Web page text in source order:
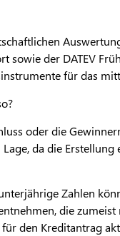
sowie der DATEV
für das
oder die
da die
Zahlen
die
den Kreditantrag